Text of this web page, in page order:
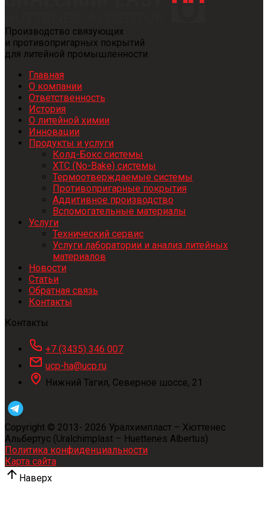
Производство связующих
и противопригарных покрытий
для литейной промышленности
Главная
О компании
Ответственность
История
О литейной химии
Инновации
Продукты и услуги
Колд-Бокс системы
ХТС (No-Bake) системы
Термоотверждаемые системы
Противопригарные покрытия
Аддитивное производство
Вспомогательные материалы
Услуги
Технический сервис
Услуги лаборатории и анализ литейных
материалов
Новости
Статьи
Обратная связь
Контакты
Контакты
+7 (3435) 346 007
ucp-ha@ucp.ru
Нижний Тагил, Северное шоссе, 21
Copyright © 2013- 2026 Уралхимпласт – Хюттенес
Альбертус (Uralchimplast – Huettenes Albertus)
Политика конфиденциальности
Карта сайта
Наверх